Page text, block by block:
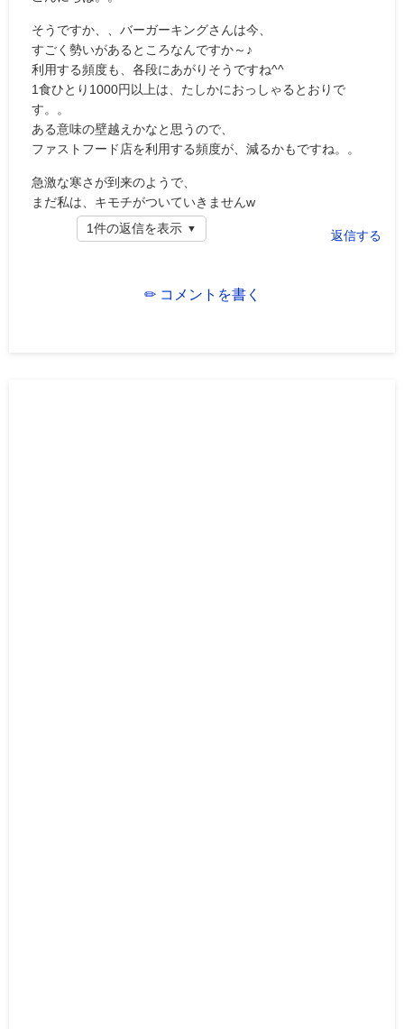
そうですか、、バーガーキングさんは今、
すごく勢いがあるところなんですか～♪
利用する頻度も、各段にあがりそうですね^^
1食ひとり1000円以上は、たしかにおっしゃるとおりで
す。。
ある意味の壁越えかなと思うので、
ファストフード店を利用する頻度が、減るかもですね。。
急激な寒さが到来のようで、
まだ私は、キモチがついていきませんw
返信する
1件の返信を表示
✏ コメントを書く